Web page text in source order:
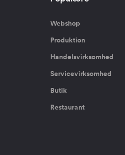
Webshop
Produktion
Handelsvirksomhed
Servicevirksomhed
Butik
Restaurant